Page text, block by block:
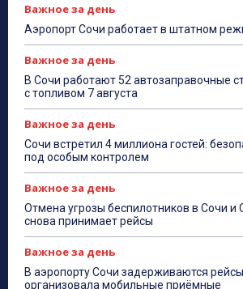
Важное за день
Аэропорт Сочи работает в штатном
Важное за день
В Сочи работают 52 автозаправочные
с топливом 7 августа
Важное за день
Сочи встретил 4 миллиона гостей:
под особым контролем
Важное за день
Отмена угрозы беспилотников в Сочи и
снова принимает рейсы
Важное за день
В аэропорту Сочи задерживаются
организовала мобильные приёмные